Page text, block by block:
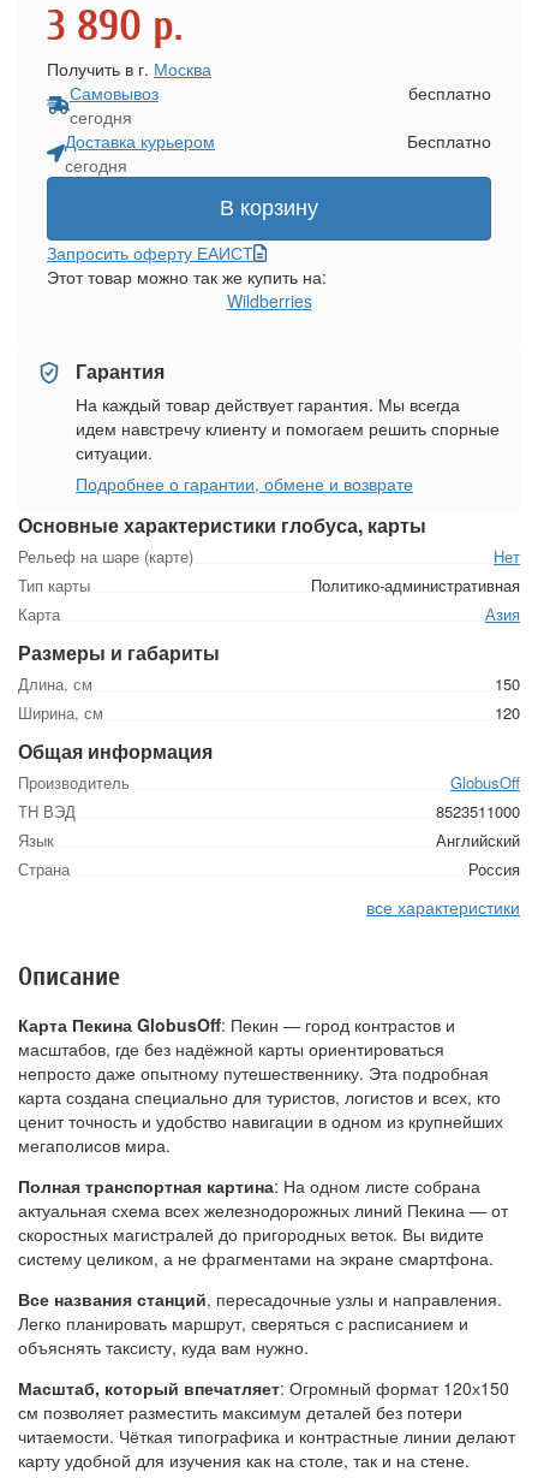
Основные характеристики глобуса, карты
Рельеф на шаре (карте)
Нет
Тип карты
Политико-административная
Карта
Азия
Размеры и габариты
Длина, см
150
Ширина, см
120
Общая информация
Производитель
GlobusOff
ТН ВЭД
8523511000
Язык
Английский
Страна
Россия
все характеристики
3 890 р.
Получить в г. Москва
Самовывоз
сегодня
бесплатно
Доставка курьером
сегодня
Бесплатно
В корзину
Запросить оферту ЕАИСТ
Этот товар можно так же купить на:
Wildberries
Гарантия
На каждый товар действует гарантия. Мы всегда
идем навстречу клиенту и помогаем решить спорные
ситуации.
Подробнее о гарантии, обмене и возврате
Описание
Карта Пекина GlobusOff: Пекин — город контрастов и
масштабов, где без надёжной карты ориентироваться
непросто даже опытному путешественнику. Эта подробная
карта создана специально для туристов, логистов и всех, кто
ценит точность и удобство навигации в одном из крупнейших
мегаполисов мира.
Полная транспортная картина: На одном листе собрана
актуальная схема всех железнодорожных линий Пекина — от
скоростных магистралей до пригородных веток. Вы видите
систему целиком, а не фрагментами на экране смартфона.
Все названия станций, пересадочные узлы и направления.
Легко планировать маршрут, сверяться с расписанием и
объяснять таксисту, куда вам нужно.
Масштаб, который впечатляет: Огромный формат 120х150
см позволяет разместить максимум деталей без потери
читаемости. Чёткая типографика и контрастные линии делают
карту удобной для изучения как на столе, так и на стене.